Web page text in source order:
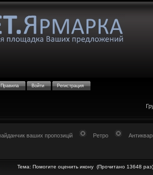
Правила Войти Регистрация
ваших пропозицій Ретро
Тема: Помогите оценить икону (Прочитано 13648 раз)